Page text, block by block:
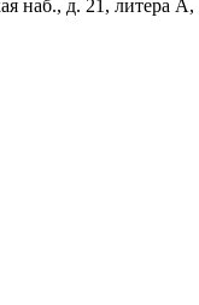
наб., д. 21, литера А,